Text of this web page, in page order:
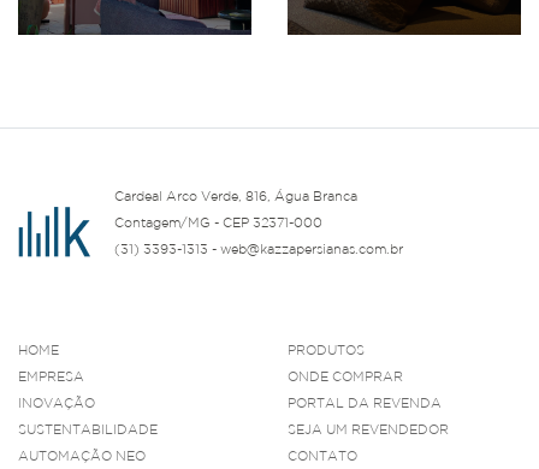
Cardeal Arco Verde, 816, Água Branca
Contagem/MG - CEP 32371-000
(31) 3393-1313 - web@kazzapersianas.com.br
HOME
EMPRESA
INOVAÇÃO
SUSTENTABILIDADE
AUTOMAÇÃO NEO
PRODUTOS
ONDE COMPRAR
PORTAL DA REVENDA
SEJA UM REVENDEDOR
CONTATO